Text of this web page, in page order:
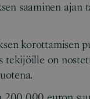
saaminen ajan
korottamisen
tekijöille on